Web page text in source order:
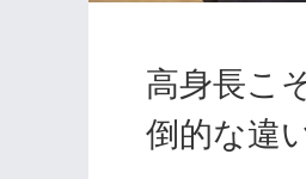
高身長こ
倒的な違